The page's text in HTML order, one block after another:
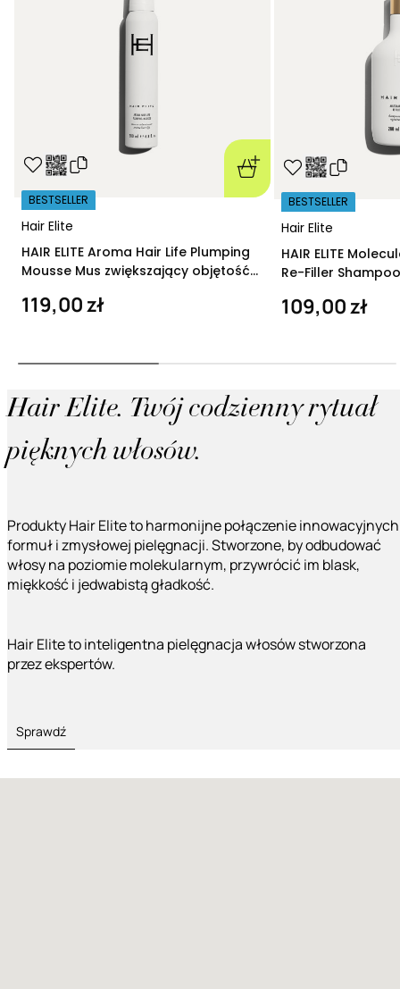
Hair Elite
BESTSELLER
HAIR ELITE Aroma Hair Life Plumping
Mousse Mus zwiększający objętość
119,00 zł
Hair Elite
BESTSELLER
HAIR ELITE
Re-Filler
109,00 zł
Hair Elite. Twój codzienny rytuał
pięknych włosów.
Produkty Hair Elite to harmonijne połączenie innowacyjnych
formuł i zmysłowej pielęgnacji. Stworzone, by odbudować
włosy na poziomie molekularnym, przywrócić im blask,
miękkość i jedwabistą gładkość.
Hair Elite to inteligentna pielęgnacja włosów stworzona
przez ekspertów.
Sprawdź